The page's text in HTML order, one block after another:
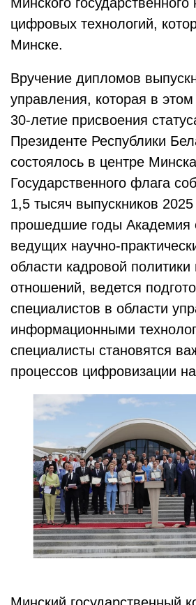
цифровых технологий,
Минске.
Вручение дипломов
управления, которая в этом
30-летие присвоения
Президенте Республики
состоялось в центре
Государственного флага
1,5 тысяч выпускников
прошедшие годы Академия
ведущих научно-
области кадровой
отношений, ведется
специалистов в области
информационными
специалисты становятся
процессов цифровизации